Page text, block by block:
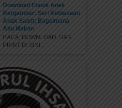
Download Ebook Anak
Bergambar: Seri Kebiasaan
Anak Saleh; Bagaimana
Aku Makan
BACA, DOWNLOAD, DAN
PRINT DI SINI...